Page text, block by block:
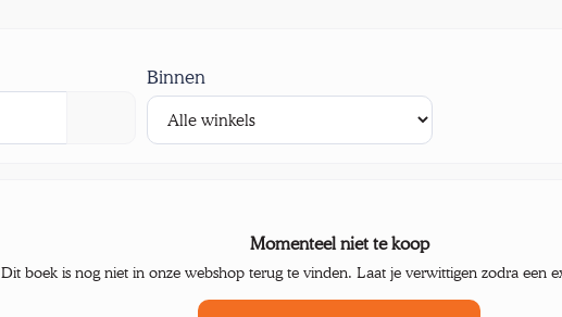
Binnen
Momenteel niet te koop
Dit boek is nog niet in onze webshop terug te vinden. Laat je verwittigen zodra een